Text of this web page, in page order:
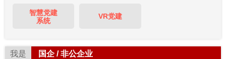
智慧党建
系统
VR党建
我是 国企 / 非公企业